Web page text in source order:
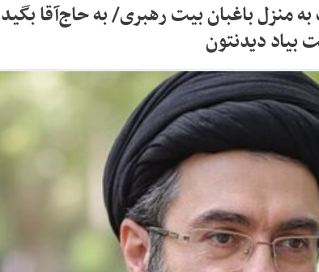
به منزل باغبان بیت رهبری/ به حاج‌آقا بگید
بیاد دیدنتون